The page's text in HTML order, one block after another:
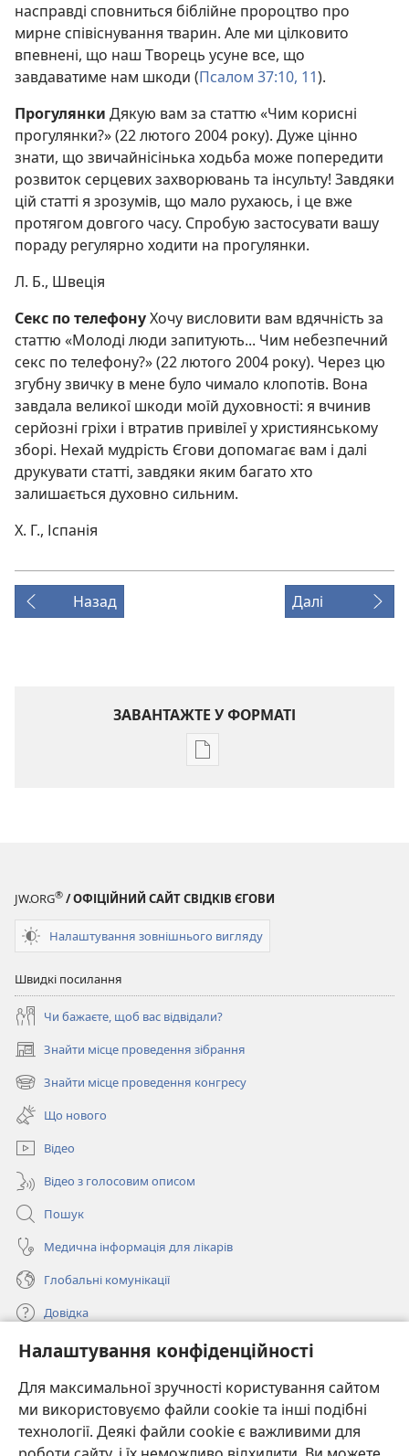
Налаштування конфіденційності
Для максимальної зручності користування сайтом
ми використовуємо файли cookie та інші подібні
технології. Деякі файли cookie є важливими для
насправді сповниться біблійне пророцтво про
мирне співіснування тварин. Але ми цілковито
впевнені, що наш Творець усуне все, що
завдаватиме нам шкоди (Псалом 37:10, 11).
Прогулянки Дякую вам за статтю «Чим корисні
прогулянки?» (22 лютого 2004 року). Дуже цінно
знати, що звичайнісінька ходьба може попередити
розвиток серцевих захворювань та інсульту! Завдяки
цій статті я зрозумів, що мало рухаюсь, і це вже
протягом довгого часу. Спробую застосувати вашу
пораду регулярно ходити на прогулянки.
Л. Б., Швеція
Секс по телефонуХочу висловити вам вдячність за
статтю «Молоді люди запитують... Чим небезпечний
секс по телефону?» (22 лютого 2004 року). Через цю
згубну звичку в мене було чимало клопотів. Вона
завдала великої шкоди моїй духовності: я вчинив
серйозні гріхи і втратив привілеї у християнському
зборі. Нехай мудрість Єгови допомагає вам і далі
друкувати статті, завдяки яким багато хто
залишається духовно сильним.
Х. Г., Іспанія
Назад Далі
ЗАВАНТАЖТЕ У ФОРМАТІ
Параметри
JW.ORG® / ОФІЦІЙНИЙ САЙТ СВІДКІВ ЄГОВИ
Налаштування зовнішнього вигляду
Швидкі посилання
Чи бажаєте, щоб вас відвідали?
Знайти місце проведення зібрання
(відкривається
у
новому
вікні)
Знайти місце проведення конгресу
(відкривається
новому
вікні)
Що нового
Відео
Відео з голосовим описом
Пошук
Медична інформація для лікарів
Глобальні комунікації
Довідка
Пожертви
(відкривається
у
новому
вікні)
ОНЛАЙН-БІБЛІОТЕКА Товариства «Вартова башта»™
(відкривається
у
новомуJW Hub ®